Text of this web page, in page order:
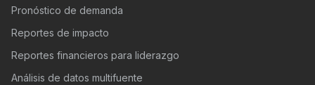
Pronóstico de demanda
Reportes de impacto
Reportes financieros para liderazgo
Análisis de datos multifuente